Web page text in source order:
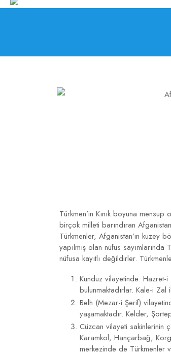
Türkmen’in Kınık boyuna
birçok milleti barındıran
Türkmenler, Afganistan’ın kuzey
yapılmış olan nüfus
nüfusa kayıtlı değildirler.
Kunduz vilayetinde:
bulunmaktadırlar. Kale-i Zal
Belh (Mezar-i Şerif)
yaşamaktadır. Kelder,
Cüzcan vilayeti sakinlerinin
Karamkol, Hançarbağ,
merkezinde de Türkmenler